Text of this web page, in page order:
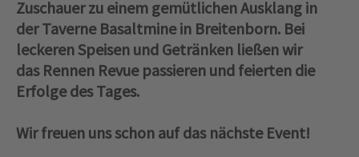
Zuschauer zu einem gemütlichen Ausklang in
der Taverne Basaltmine in Breitenborn. Bei
leckeren Speisen und Getränken ließen wir
das Rennen Revue passieren und feierten die
Erfolge des Tages.
Wir freuen uns schon auf das nächste Event!